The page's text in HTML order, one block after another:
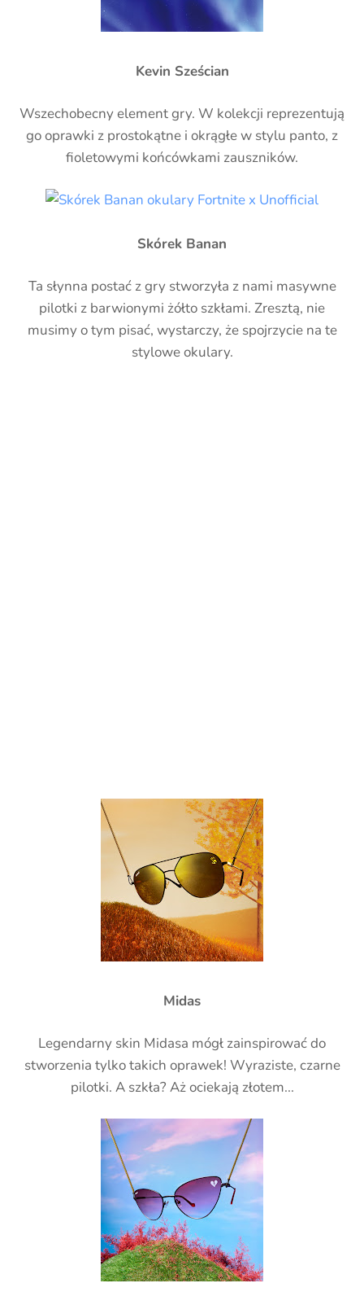
Kevin Sześcian
Wszechobecny element gry. W kolekcji reprezentują
go oprawki z prostokątne i okrągłe w stylu panto, z
fioletowymi końcówkami zauszników.
Skórek Banan
Ta słynna postać z gry stworzyła z nami masywne
pilotki z barwionymi żółto szkłami. Zresztą, nie
musimy o tym pisać, wystarczy, że spojrzycie na te
stylowe okulary.
Midas
Legendarny skin Midasa mógł zainspirować do
stworzenia tylko takich oprawek! Wyraziste, czarne
pilotki. A szkła? Aż ociekają złotem...